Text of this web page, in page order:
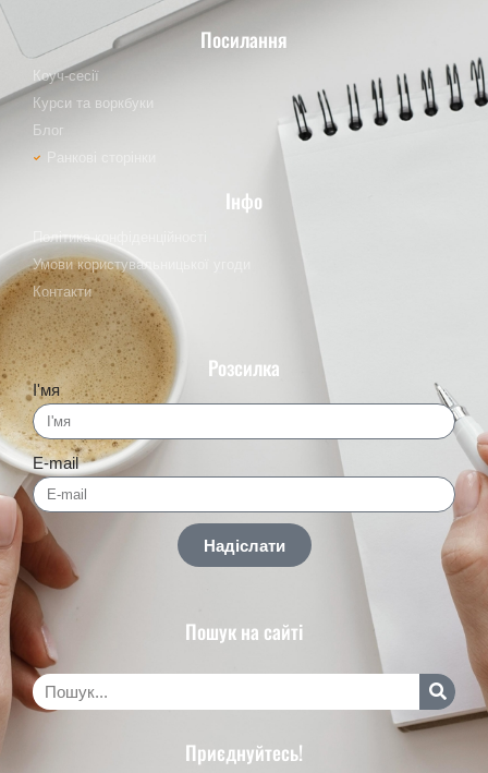
Посилання
Коуч-сесії
Курси та воркбуки
Блог
Ранкові сторінки
Інфо
Політика конфіденційності
Умови користувальницької угоди
Контакти
Розсилка
І'мя
E-mail
Надіслати
Пошук на сайті
Приєднуйтесь!